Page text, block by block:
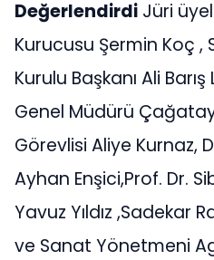
Değerlendirdi Jüri
Kurucusu Şermin Koç ,
Kurulu Başkanı Ali
Genel Müdürü
Görevlisi Aliye Kurnaz,
Ayhan Enşici,Prof. Dr.
Yavuz Yıldız ,Sadekar
ve Sanat Yönetmeni